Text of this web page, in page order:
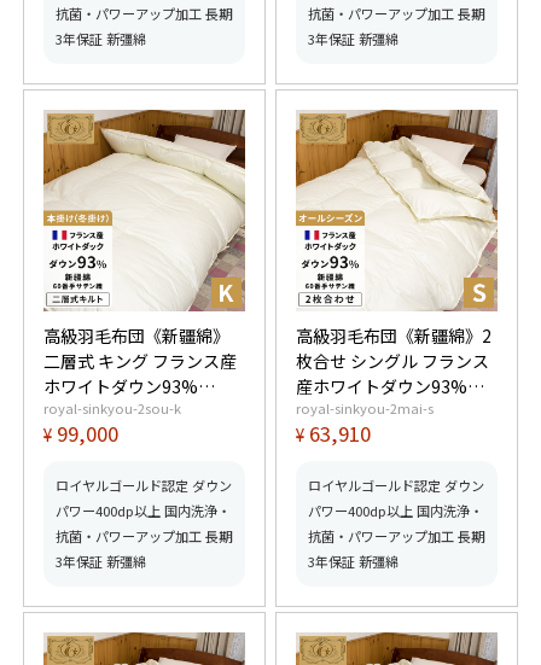
抗菌・パワーアップ加工 長期
3年保証 新彊綿
抗菌・パワーアップ加工 長期
3年保証 新彊綿
高級羽毛布団《新疆綿》
二層式 キング フランス産
ホワイトダウン93%
(400dp以上) 羽毛量2.2kg
【5つ星ロイヤルゴールド
ーク取得】
royal-sinkyou-2sou-k
¥ 99,000
ロイヤルゴールド認定 ダウン
パワー400dp以上 国内洗浄・
抗菌・パワーアップ加工 長期
3年保証 新彊綿
高級羽毛布団《新疆綿》2
枚合せ シングル フランス
産ホワイトダウン93%
(400dp以上) 合掛0.9kg、
薄掛0.4kg 【5つ星ロイヤ
ドふとんマーク取得】
royal-sinkyou-2mai-s
¥ 63,910
ロイヤルゴールド認定 ダウン
パワー400dp以上 国内洗浄・
抗菌・パワーアップ加工 長期
3年保証 新彊綿